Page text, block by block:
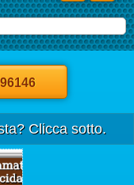
Clicca sotto.